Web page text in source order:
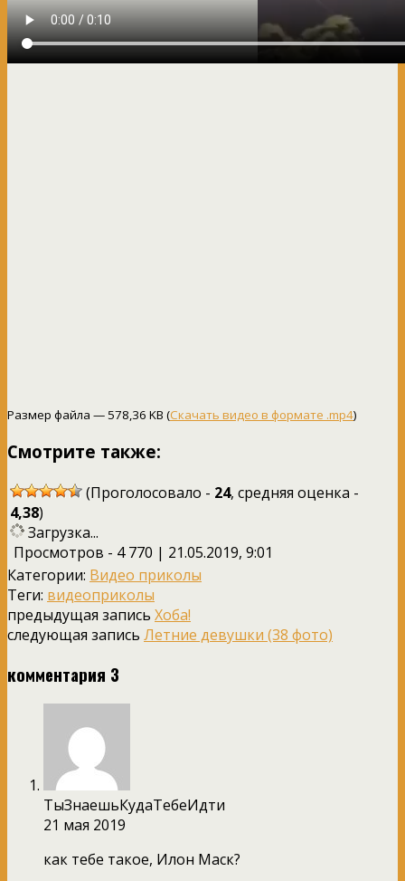
Размер файла — 578,36 KB (Скачать видео в формате .mp4)
Смотрите также:
(Проголосовало - 24, средняя оценка -
4,38)
Загрузка...
Просмотров - 4 770 | 21.05.2019, 9:01
Категории: Видео приколы
Теги: видеоприколы
предыдущая запись Хоба!
следующая запись Летние девушки (38 фото)
комментария 3
ТыЗнаешьКудаТебеИдти
21 мая 2019
как тебе такое, Илон Маск?